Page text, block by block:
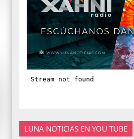
LUNA NOTICIAS EN YOU TUBE